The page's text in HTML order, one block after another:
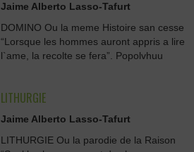
Jaime Alberto Lasso-Tafurt
DOMINO Ou la meme Histoire san cesse
“Lorsque les hommes auront appris a lire
l`ame, la recolte se fera”. Popolvhuu
LITHURGIE
Jaime Alberto Lasso-Tafurt
LITHURGIE Ou la parodie de la Raison